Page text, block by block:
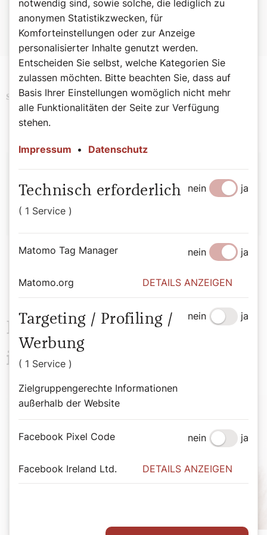
Der Ticket-Reinerlös unterstützt aktive Frauenprojekte der
Caritas in Österreich.
Schlagwörter Kultur Politik
Andrea Harringer
Das könnte Sie auch
interessieren
notwendig sind, sowie solche, die lediglich zu
anonymen Statistikzwecken, für
Komforteinstellungen oder zur Anzeige
personalisierter Inhalte genutzt werden.
Entscheiden Sie selbst, welche Kategorien Sie
zulassen möchten. Bitte beachten Sie, dass auf
Basis Ihrer Einstellungen womöglich nicht mehr
alle Funktionalitäten der Seite zur Verfügung
stehen.
Impressum • Datenschutz
Technisch erforderlich
( 1 Service )
nein ja
Matomo Tag Manager nein ja
Matomo.org DETAILS ANZEIGEN
Targeting / Profiling /
Werbung
( 1 Service )
Zielgruppengerechte Informationen
außerhalb der Website
nein ja
Facebook Pixel Code nein ja
Facebook Ireland Ltd. DETAILS ANZEIGEN